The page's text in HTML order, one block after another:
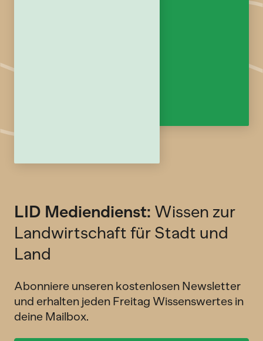
LID Mediendienst: Wissen zur
Landwirtschaft für Stadt und
Land
Abonniere unseren kostenlosen Newsletter
und erhalten jeden Freitag Wissenswertes in
deine Mailbox.